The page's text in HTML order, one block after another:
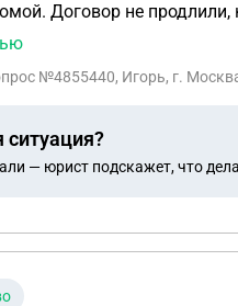
Договор не
№4855440, Игорь, г.
ситуация?
— юрист подскажет, что